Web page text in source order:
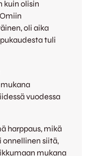
kuin olisin
oli aika
tuli
vuodessa
harppaus, mikä
siitä,
mukana